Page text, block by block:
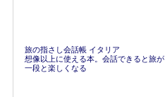
旅の指さし会話帳 イタリア
想像以上に使える本。会話できると旅が
一段と楽しくなる